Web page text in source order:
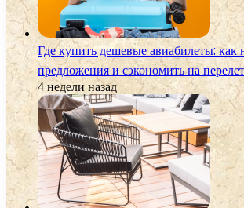
Где купить дешевые авиабилеты:
предложения и сэкономить на
4 недели назад